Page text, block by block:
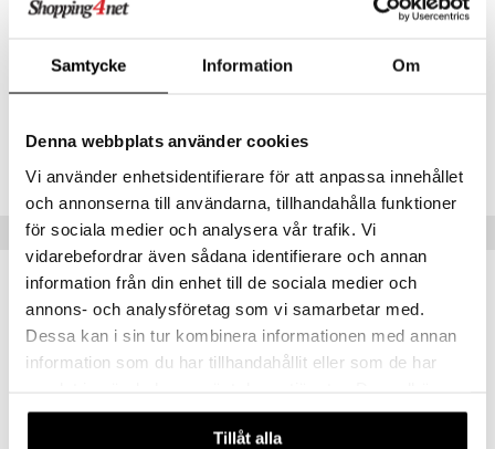
Samtycke Information Om
Denna webbplats använder cookies
Vi använder enhetsidentifierare för att anpassa innehållet
och annonserna till användarna, tillhandahålla funktioner
för sociala medier och analysera vår trafik. Vi
vidarebefordrar även sådana identifierare och annan
information från din enhet till de sociala medier och
annons- och analysföretag som vi samarbetar med.
Dessa kan i sin tur kombinera informationen med annan
information som du har tillhandahållit eller som de har
våra cookies vid fortsatt användande av vår webbplats.
Tillåt alla
Kiselgel
100ml
Artikelnr
Tips till dig